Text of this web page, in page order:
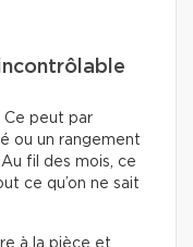
Ce peut par
ou un rangement
fil des mois, ce
ce qu’on ne sait